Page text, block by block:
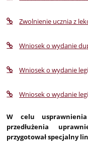
Zwolnienie ucznia z
Wniosek o wydanie
Wniosek o wydanie
Wniosek o wydanie
W celu
przedłużenia
przygotował specjalny